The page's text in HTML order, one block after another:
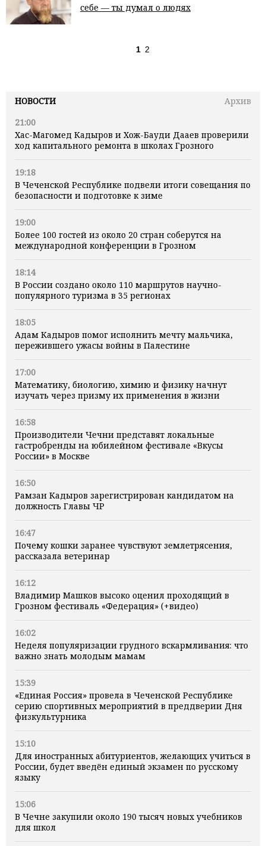
НОВОСТИ
Архив
21:00
Хас-Магомед Кадыров и Хож-Бауди Дааев проверили
ход капитального ремонта в школах Грозного
19:18
В Чеченской Республике подвели итоги совещания по
безопасности и подготовке к зиме
19:00
Более 100 гостей из около 20 стран соберутся на
международной конференции в Грозном
18:14
В России создано около 110 маршрутов научно-
популярного туризма в 35 регионах
18:05
Адам Кадыров помог исполнить мечту мальчика,
пережившего ужасы войны в Палестине
17:00
Математику, биологию, химию и физику начнут
изучать через призму их применения в жизни
16:58
Производители Чечни представят локальные
гастробренды на юбилейном фестивале «Вкусы
России» в Москве
16:50
Рамзан Кадыров зарегистрирован кандидатом на
должность Главы ЧР
16:47
Почему кошки заранее чувствуют землетрясения,
рассказала ветеринар
16:12
Владимир Машков высоко оценил проходящий в
Грозном фестиваль «Федерация» (+видео)
16:02
Неделя популяризации грудного вскармливания: что
важно знать молодым мамам
15:39
«Единая Россия» провела в Чеченской Республике
серию спортивных мероприятий в преддверии Дня
физкультурника
15:10
Для иностранных абитуриентов, желающих учиться в
России, будет введён единый экзамен по русскому
языку
15:06
В Чечне закупили около 190 тысяч новых учебников
для школ
себе — ты думал о людях
1 2